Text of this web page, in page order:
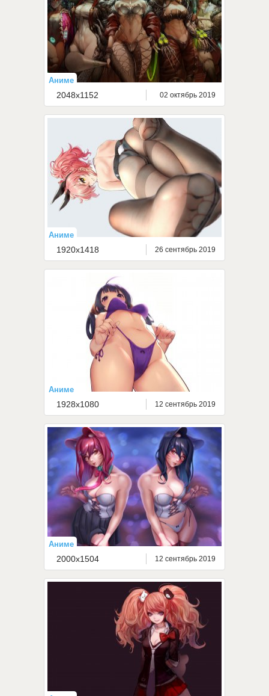
Аниме
2048x1152 02 октябрь 2019
Аниме
1920x1418 26 сентябрь 2019
Аниме
1928x1080 12 сентябрь 2019
Аниме
2000x1504 12 сентябрь 2019